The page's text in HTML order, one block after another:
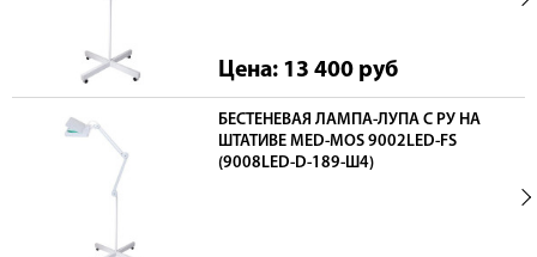
Цена: 13 400 руб
БЕСТЕНЕВАЯ ЛАМПА-ЛУПА С РУ НА
ШТАТИВЕ MED-MOS 9002LED-FS
(9008LED-D-189-Ш4)